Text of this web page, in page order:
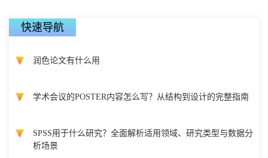
快速导航
润色论文有什么用
学术会议的POSTER内容怎么写？从结构到设计的完整指南
SPSS用于什么研究？全面解析适用领域、研究类型与数据分
析场景